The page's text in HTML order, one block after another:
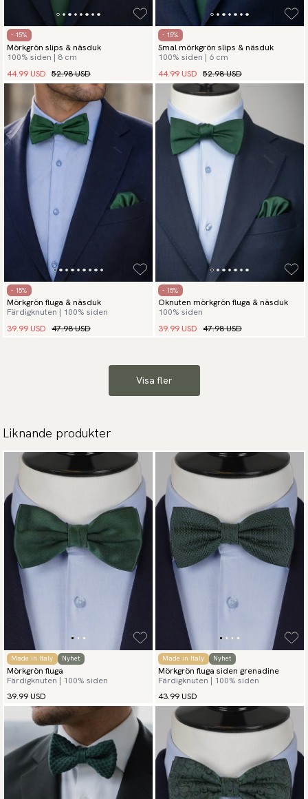
- 15%
Mörkgrön slips & näsduk
100% siden | 8 cm
44.99 USD 52.98 USD
- 15%
Smal mörkgrön slips & näsduk
100% siden | 6 cm
44.99 USD 52.98 USD
- 15%
Mörkgrön fluga & näsduk
Färdigknuten | 100% siden
39.99 USD 47.98 USD
- 15%
Oknuten mörkgrön fluga & näsduk
100% siden
39.99 USD 47.98 USD
Visa fler
Liknande produkter
Made in Italy Nyhet
Mörkgrön fluga
Färdigknuten | 100% siden
39.99 USD
Made in Italy Nyhet
Mörkgrön fluga siden grenadine
Färdigknuten | 100% siden
43.99 USD